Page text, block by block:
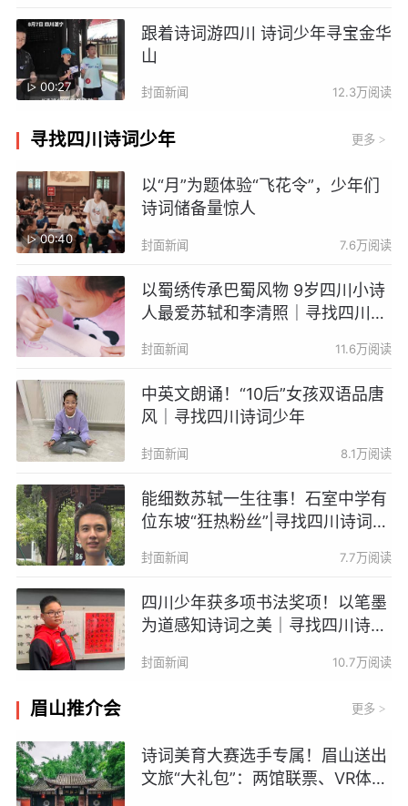
00:27
跟着诗词游四川 诗词少年寻宝金华
山
封面新闻 12.3万阅读
寻找四川诗词少年 更多 >
00:40
以“月”为题体验“飞花令”，少年们
诗词储备量惊人
封面新闻 7.6万阅读
以蜀绣传承巴蜀风物 9岁四川小诗
人最爱苏轼和李清照｜寻找四川诗
封面新闻 11.6万阅读
中英文朗诵！“10后”女孩双语品唐
风｜寻找四川诗词少年
封面新闻 8.1万阅读
能细数苏轼一生往事！石室中学有
位东坡“狂热粉丝”|寻找四川诗词少
封面新闻 7.7万阅读
四川少年获多项书法奖项！以笔墨
为道感知诗词之美｜寻找四川诗词
封面新闻 10.7万阅读
眉山推介会 更多 >
诗词美育大赛选手专属！眉山送出
文旅“大礼包”：两馆联票、VR体